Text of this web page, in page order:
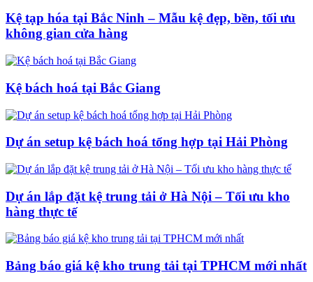
Kệ tạp hóa tại Bắc Ninh – Mẫu kệ đẹp, bền, tối ưu
không gian cửa hàng
Kệ bách hoá tại Bắc Giang
Dự án setup kệ bách hoá tổng hợp tại Hải Phòng
Dự án lắp đặt kệ trung tải ở Hà Nội – Tối ưu kho
hàng thực tế
Bảng báo giá kệ kho trung tải tại TPHCM mới nhất